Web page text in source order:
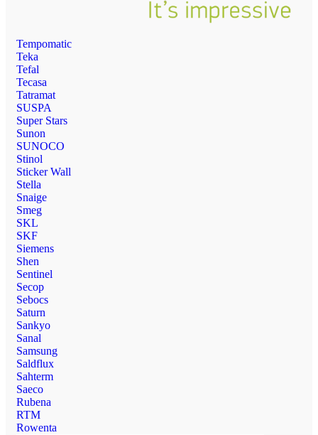
Tempomatic
Teka
Tefal
Tecasa
Tatramat
SUSPA
Super Stars
Sunon
SUNOCO
Stinol
Sticker Wall
Stella
Snaige
Smeg
SKL
SKF
Siemens
Shen
Sentinel
Secop
Sebocs
Saturn
Sankyo
Sanal
Samsung
Saldflux
Sahterm
Saeco
Rubena
RTM
Rowenta